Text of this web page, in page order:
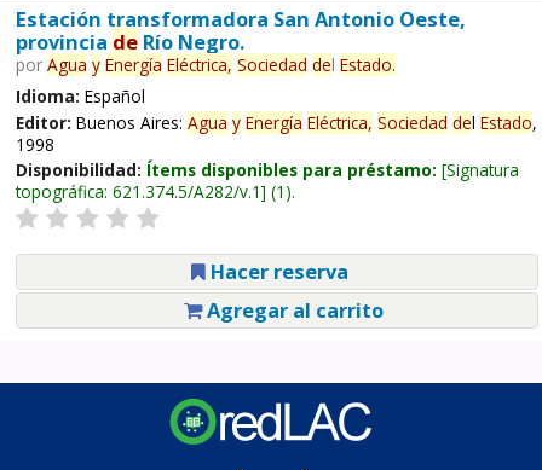
Estación transformadora San Antonio Oeste,
provincia deRío Negro.
por Agua y Energía Eléctrica, Sociedad del Estado.
Idioma: Español
Editor: Buenos Aires: Agua y Energía Eléctrica, Sociedad del Estado,
1998
Disponibilidad: Ítems disponibles para préstamo: Signatura
topográfica: 621.374.5/A282/v.1 (1).
Hacer reserva
Agregar al carrito